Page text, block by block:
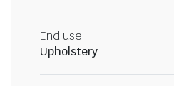
End use
Upholstery